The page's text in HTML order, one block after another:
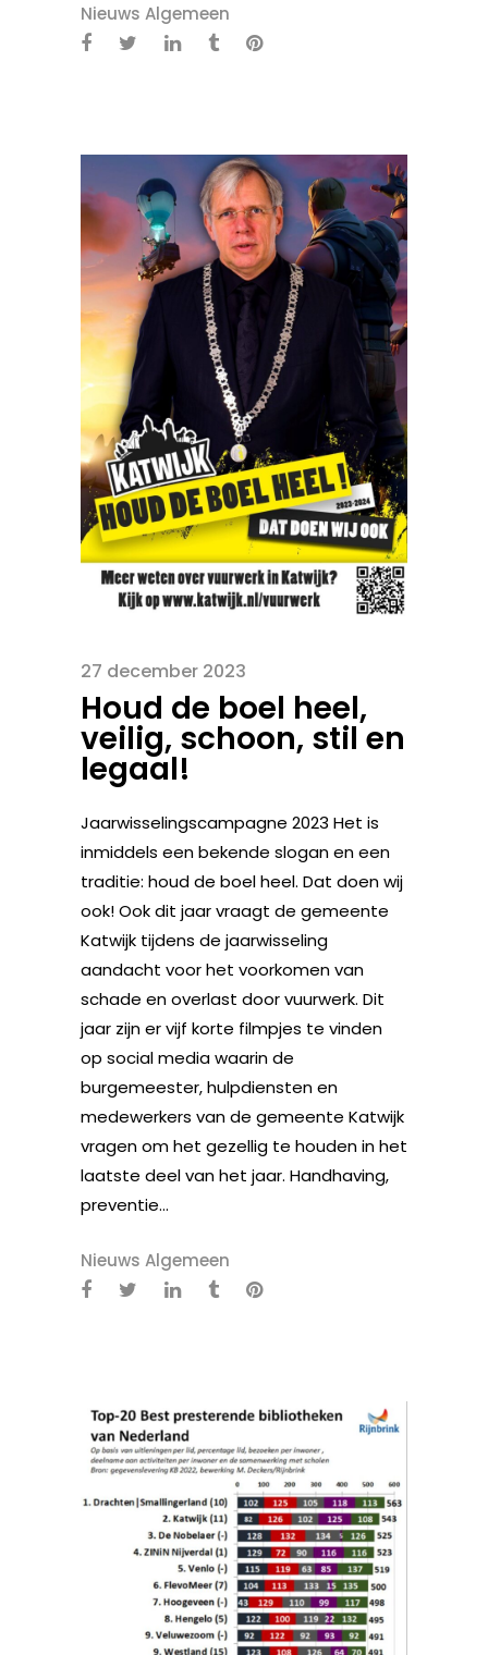
Nieuws Algemeen
27 december 2023
Houd de boel heel,
veilig, schoon, stil en
legaal!
Jaarwisselingscampagne 2023 Het is
inmiddels een bekende slogan en een
traditie: houd de boel heel. Dat doen wij
ook! Ook dit jaar vraagt de gemeente
Katwijk tijdens de jaarwisseling
aandacht voor het voorkomen van
schade en overlast door vuurwerk. Dit
jaar zijn er vijf korte filmpjes te vinden
op social media waarin de
burgemeester, hulpdiensten en
medewerkers van de gemeente Katwijk
vragen om het gezellig te houden in het
laatste deel van het jaar. Handhaving,
preventie...
Nieuws Algemeen